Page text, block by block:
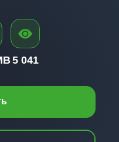
5 041